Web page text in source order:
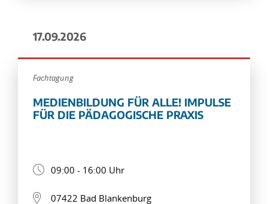
17.09.2026
Fachtagung
MEDIENBILDUNG FÜR ALLE! IMPULSE
FÜR DIE PÄDAGOGISCHE PRAXIS
09:00 - 16:00 Uhr
07422 Bad Blankenburg